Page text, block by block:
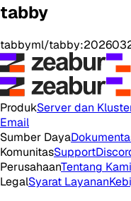
tabby
tabbyml/
ProdukServer dan
Email
Sumber Daya
KomunitasSupport
PerusahaanTentang Kami
LegalSyarat Layanan